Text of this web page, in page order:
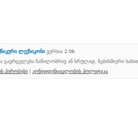
ლექსიკონი ვერსია 2.0b
გავრცელება ნაწილობრივ ან სრულად, ნებისმიერი
პირობები | კონფიდენციალობის პოლიტიკა